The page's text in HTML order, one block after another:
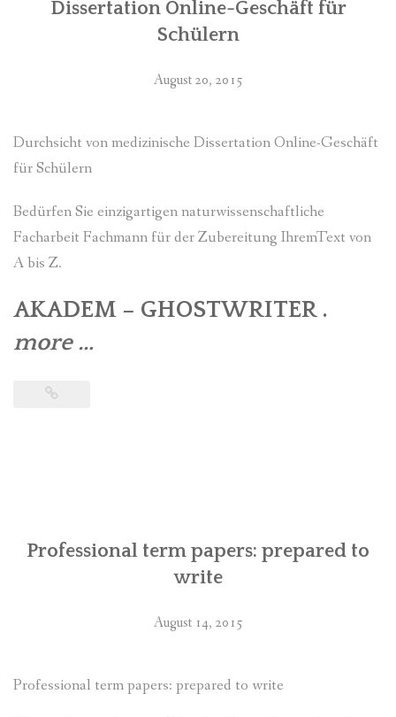
Dissertation Online-Geschäft für
Schülern
August 20, 2015
Durchsicht von medizinische Dissertation Online-Geschäft
für Schülern
Bedürfen Sie einzigartigen naturwissenschaftliche
Facharbeit Fachmann für der Zubereitung IhremText von
A bis Z.
AKADEM – GHOSTWRITER .
more “Durchsicht
für
Schülern”
…
Professional term papers: prepared to
write
August 14, 2015
Professional term papers: prepared to write